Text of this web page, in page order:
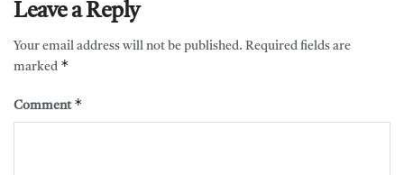
Leave a Reply
Your email address will not be published. Required fields are
marked *
Comment *